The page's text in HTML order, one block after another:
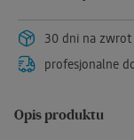
30 dni na zwrot
profesjonalne
Opis produktu